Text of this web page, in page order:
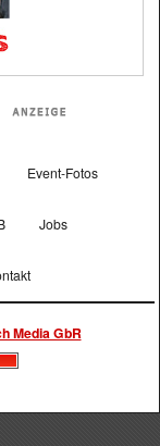
Event-Fotos
Jobs
Media GbR